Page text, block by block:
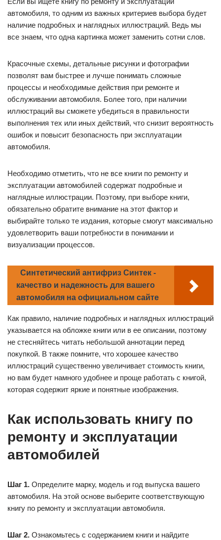
автомобиля, то одним из важных критериев выбора будет
наличие подробных и наглядных иллюстраций. Ведь мы
все знаем, что одна картинка может заменить сотни слов.
Красочные схемы, детальные рисунки и фотографии
позволят вам быстрее и лучше понимать сложные
процессы и необходимые действия при ремонте и
обслуживании автомобиля. Более того, при наличии
иллюстраций вы сможете убедиться в правильности
выполнения тех или иных действий, что снизит вероятность
ошибок и повысит безопасность при эксплуатации
автомобиля.
Необходимо отметить, что не все книги по ремонту и
эксплуатации автомобилей содержат подробные и
наглядные иллюстрации. Поэтому, при выборе книги,
обязательно обратите внимание на этот фактор и
выбирайте только те издания, которые смогут максимально
удовлетворить ваши потребности в понимании и
визуализации процессов.
Синтетический антифриз Синтек -
качество и надежность для вашего
автомобиля на официальном сайте
Как правило, наличие подробных и наглядных иллюстраций
указывается на обложке книги или в ее описании, поэтому
не стесняйтесь читать небольшой аннотации перед
покупкой. В также помните, что хорошее качество
иллюстраций существенно увеличивает стоимость книги,
но вам будет намного удобнее и проще работать с книгой,
которая содержит яркие и понятные изображения.
Как использовать книгу по
ремонту и эксплуатации
автомобилей
Шаг 1. Определите марку, модель и год выпуска вашего
автомобиля. На этой основе выберите соответствующую
книгу по ремонту и эксплуатации автомобиля.
Шаг 2. Ознакомьтесь с содержанием книги и найдите